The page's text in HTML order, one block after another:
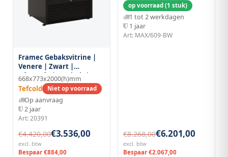
Framec Gebaksvitrine |
Venere | Zwart |
-2°c/+10°c | Statisch | 6
Niveaus | Wielen |
668x773x2000(h)mm
668x773x2000(h)mm
Tefcold Niet op voorraad
Op aanvraag
2 jaar
Art: 20391
€4.420,00€3.536,00
excl. btw
Bespaar €884,00
op voorraad (1 stuk)
1 tot 2 werkdagen
1 jaar
Art: MAX/609-BW
€8.268,00€6.201,00
excl. btw
Bespaar €2.067,00